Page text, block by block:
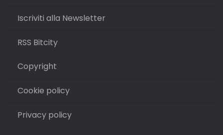
Iscriviti alla Newsletter
RSS Bitcity
Copyright
Cookie policy
Privacy policy